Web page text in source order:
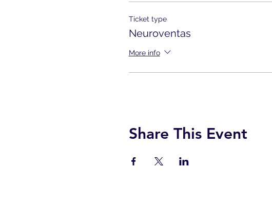
Ticket type
Neuroventas
More info
Share This Event